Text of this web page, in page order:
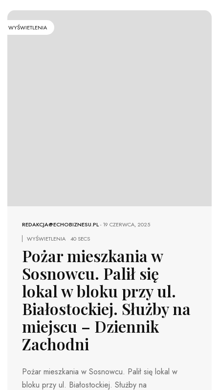
WYŚWIETLENIA
REDAKCJA@ECHOBIZNESU.PL-19 CZERWCA, 2025
WYŚWIETLENIA
40 SECS
Pożar mieszkania w
Sosnowcu. Palił się
lokal w bloku przy ul.
Białostockiej. Służby na
miejscu – Dziennik
Zachodni
Pożar mieszkania w Sosnowcu. Palił się lokal w
bloku przy ul. Białostockiej. Służby na